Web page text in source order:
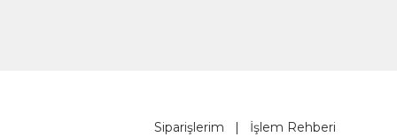
Siparişlerim | İşlem Rehberi